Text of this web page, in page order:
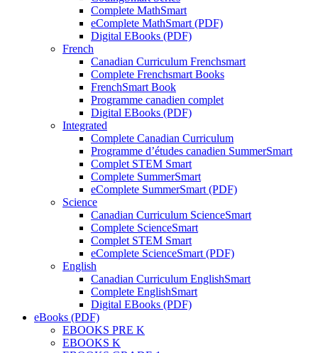
Complete MathSmart
eComplete MathSmart (PDF)
Digital EBooks (PDF)
French
Canadian Curriculum Frenchsmart
Complete Frenchsmart Books
FrenchSmart Book
Programme canadien complet
Digital EBooks (PDF)
Integrated
Complete Canadian Curriculum
Programme d’études canadien SummerSmart
Complet STEM Smart
Complete SummerSmart
eComplete SummerSmart (PDF)
Science
Canadian Curriculum ScienceSmart
Complete ScienceSmart
Complet STEM Smart
eComplete ScienceSmart (PDF)
English
Canadian Curriculum EnglishSmart
Complete EnglishSmart
Digital EBooks (PDF)
eBooks (PDF)
EBOOKS PRE K
EBOOKS K